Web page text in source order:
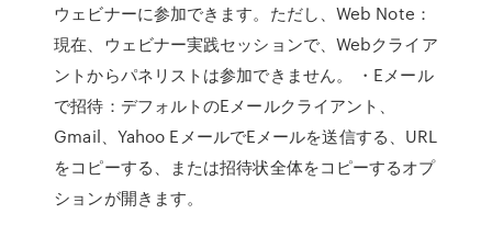
ウェビナーに参加できます。ただし、Web Note：
現在、ウェビナー実践セッションで、Webクライア
ントからパネリストは参加できません。 ・Eメール
で招待：デフォルトのEメールクライアント、
Gmail、Yahoo EメールでEメールを送信する、URL
をコピーする、または招待状全体をコピーするオプ
ションが開きます。